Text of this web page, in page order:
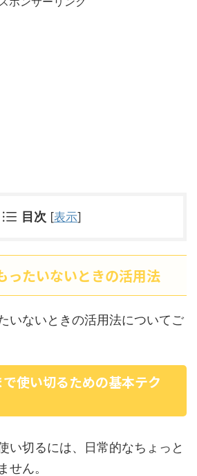
目次 [表示]
ったいないときの活用法
いないときの活用法についてご
使い切るための基本テク
い切るには、日常的なちょっと
せん。